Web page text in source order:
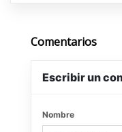
Comentarios
Escribir un
Nombre